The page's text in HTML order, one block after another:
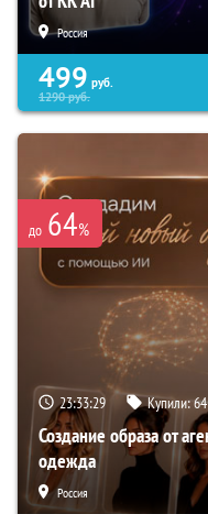
Россия
499 руб.
1290руб.
до 64%
23:33:29 Купили:64
Создание образа от
одежда
Россия